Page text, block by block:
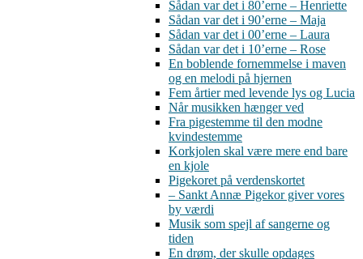
Sådan var det i 80’erne – Henriette
Sådan var det i 90’erne – Maja
Sådan var det i 00’erne – Laura
Sådan var det i 10’erne – Rose
En boblende fornemmelse i maven
og en melodi på hjernen
Fem årtier med levende lys og Lucia
Når musikken hænger ved
Fra pigestemme til den modne
kvindestemme
Korkjolen skal være mere end bare
en kjole
Pigekoret på verdenskortet
– Sankt Annæ Pigekor giver vores
by værdi
Musik som spejl af sangerne og
tiden
En drøm, der skulle opdages